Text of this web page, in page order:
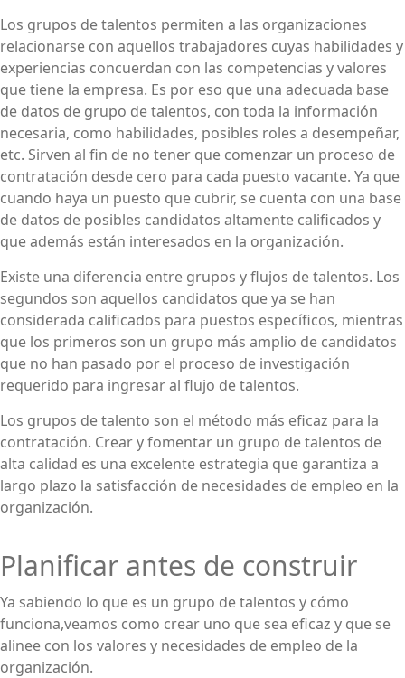
Los grupos de talentos permiten a las organizaciones
relacionarse con aquellos trabajadores cuyas habilidades y
experiencias concuerdan con las competencias y valores
que tiene la empresa. Es por eso que una adecuada base
de datos de grupo de talentos, con toda la información
necesaria, como habilidades, posibles roles a desempeñar,
etc. Sirven al fin de no tener que comenzar un proceso de
contratación desde cero para cada puesto vacante. Ya que
cuando haya un puesto que cubrir, se cuenta con una base
de datos de posibles candidatos altamente calificados y
que además están interesados en la organización.
Existe una diferencia entre grupos y flujos de talentos. Los
segundos son aquellos candidatos que ya se han
considerada calificados para puestos específicos, mientras
que los primeros son un grupo más amplio de candidatos
que no han pasado por el proceso de investigación
requerido para ingresar al flujo de talentos.
Los grupos de talento son el método más eficaz para la
contratación. Crear y fomentar un grupo de talentos de
alta calidad es una excelente estrategia que garantiza a
largo plazo la satisfacción de necesidades de empleo en la
organización.
Planificar antes de construir
Ya sabiendo lo que es un grupo de talentos y cómo
funciona,veamos como crear uno que sea eficaz y que se
alinee con los valores y necesidades de empleo de la
organización.